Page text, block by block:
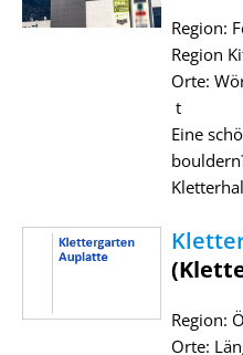
Region:
Region
Orte:
t
Eine
Region:
Orte: